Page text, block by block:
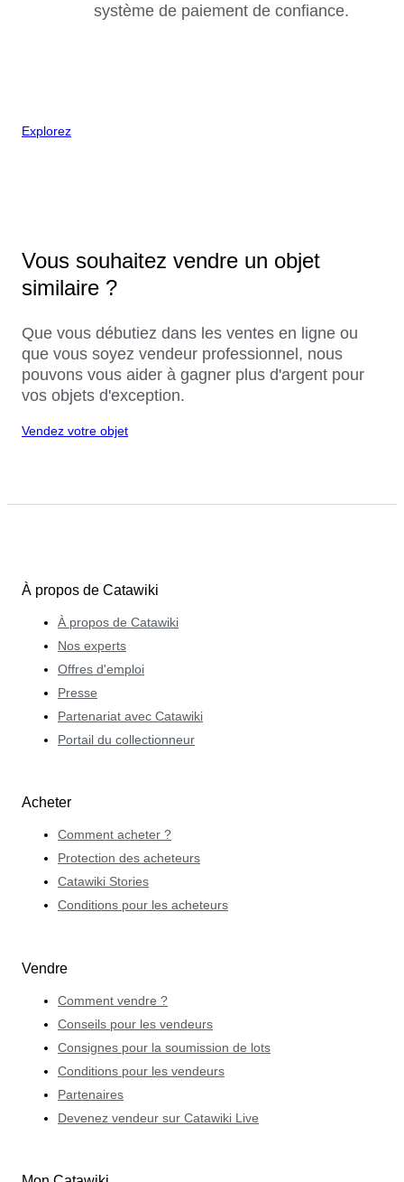
système de paiement de confiance.
Explorez
Vous souhaitez vendre un objet
similaire ?
Que vous débutiez dans les ventes en ligne ou
que vous soyez vendeur professionnel, nous
pouvons vous aider à gagner plus d'argent pour
vos objets d'exception.
Vendez votre objet
À propos de Catawiki
À propos de Catawiki
Nos experts
Offres d'emploi
Presse
Partenariat avec Catawiki
Portail du collectionneur
Acheter
Comment acheter ?
Protection des acheteurs
Catawiki Stories
Conditions pour les acheteurs
Vendre
Comment vendre ?
Conseils pour les vendeurs
Consignes pour la soumission de lots
Conditions pour les vendeurs
Partenaires
Devenez vendeur sur Catawiki Live